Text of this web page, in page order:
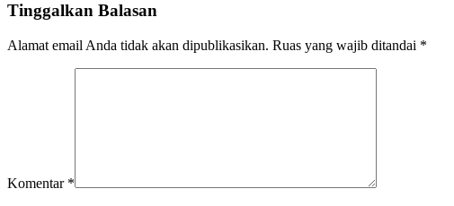
Tinggalkan Balasan
Alamat email Anda tidak akan dipublikasikan. Ruas yang wajib ditandai *
Komentar *